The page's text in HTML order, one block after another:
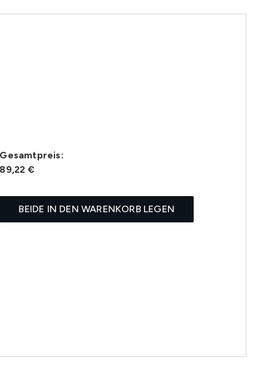
Gesamtpreis:
89,22 €
BEIDE IN DEN WARENKORB LEGEN